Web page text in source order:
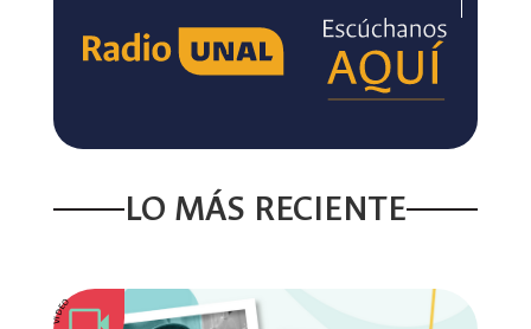
LO MÁS RECIENTE
VIDEO